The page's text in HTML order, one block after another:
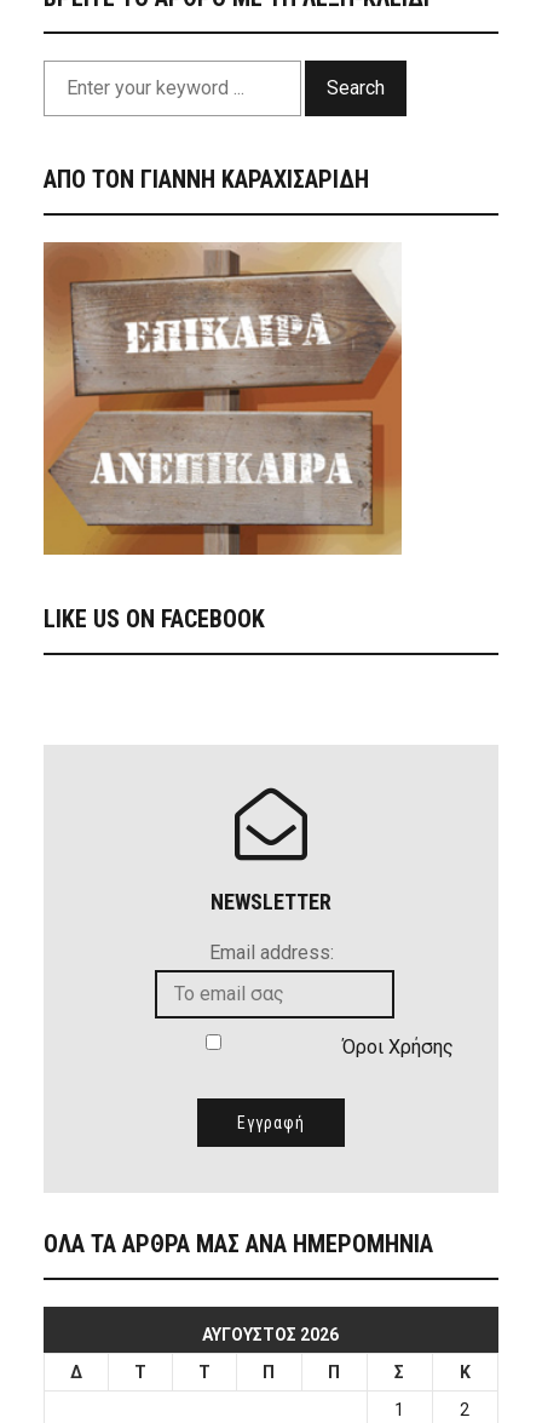
Search
ΑΠΟ ΤΟΝ ΓΙΑΝΝΗ ΚΑΡΑΧΙΣΑΡΙΔΗ
LIKE US ON FACEBOOK
NEWSLETTER
Email address:
Όροι Χρήσης
ΟΛΑ ΤΑ ΑΡΘΡΑ ΜΑΣ ΑΝΑ ΗΜΕΡΟΜΗΝΙΑ
ΑΎΓΟΥΣΤΟΣ 2026
Δ
Τ Τ Π Π Σ
Κ
1
2